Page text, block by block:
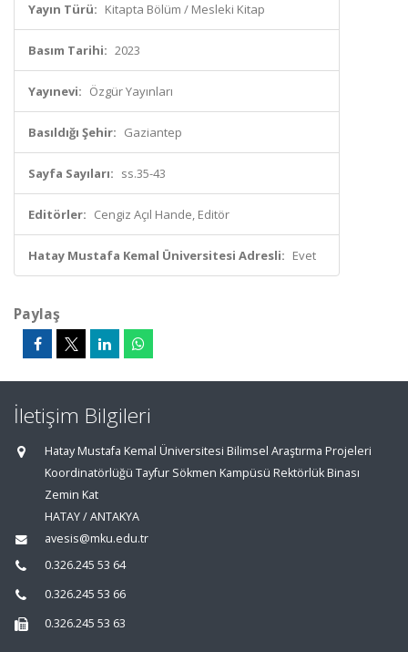
Yayın Türü: Kitapta Bölüm / Mesleki Kitap
Basım Tarihi: 2023
Yayınevi: Özgür Yayınları
Basıldığı Şehir: Gaziantep
Sayfa Sayıları: ss.35-43
Editörler: Cengiz Açıl Hande, Editör
Hatay Mustafa Kemal Üniversitesi Adresli: Evet
Paylaş
İletişim Bilgileri
Hatay Mustafa Kemal Üniversitesi Bilimsel Araştırma Projeleri
Koordinatörlüğü Tayfur Sökmen Kampüsü Rektörlük Binası
Zemin Kat
HATAY / ANTAKYA
avesis@mku.edu.tr
0.326.245 53 64
0.326.245 53 66
0.326.245 53 63